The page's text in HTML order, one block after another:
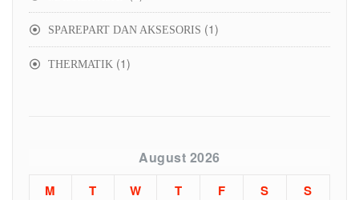
products
SPAREPART DAN AKSESORIS 11
product
THERMATIK 11
August 2026
M T W T F S S